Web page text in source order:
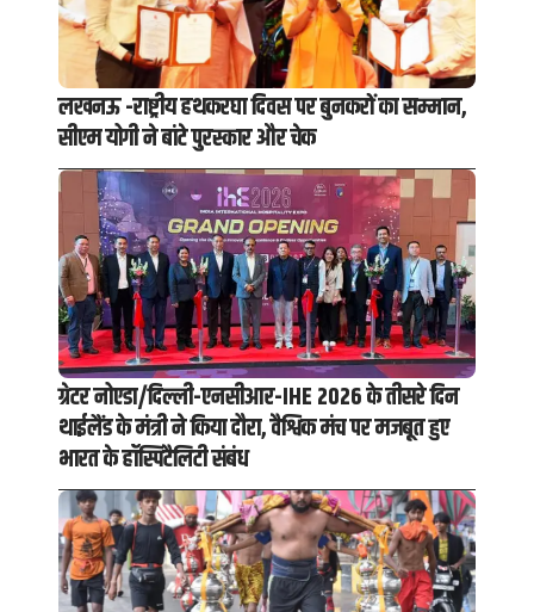
लखनऊ -राष्ट्रीय हथकरघा दिवस पर बुनकरों का सम्मान,
सीएम योगी ने बांटे पुरस्कार और चेक
ग्रेटर नोएडा/दिल्ली-एनसीआर-IHE 2026 के तीसरे दिन
थाईलैंड के मंत्री ने किया दौरा, वैश्विक मंच पर मजबूत हुए
भारत के हॉस्पिटैलिटी संबंध